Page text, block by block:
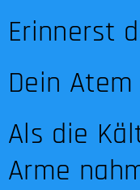
Erinnerst
Dein
Als die
Arme